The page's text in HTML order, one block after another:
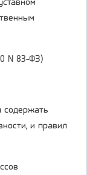
N 83-ФЗ)
содержать
и правил